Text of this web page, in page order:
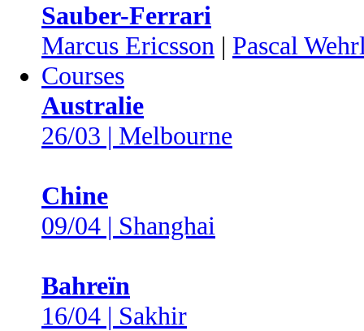
Sauber-Ferrari
Marcus Ericsson | Pascal
Courses
Australie
26/03 | Melbourne
Chine
09/04 | Shanghai
Bahreïn
16/04 | Sakhir